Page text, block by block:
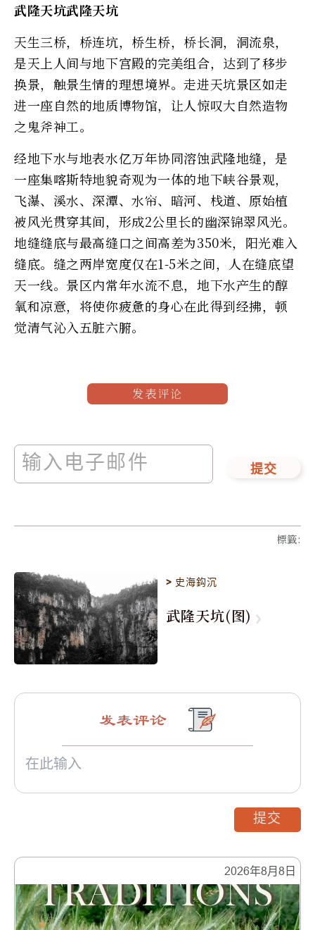
武隆天坑武隆天坑
天生三桥，桥连坑，桥生桥，桥长洞，洞流泉，
是天上人间与地下宫殿的完美组合，达到了移步
换景，触景生情的理想境界。走进天坑景区如走
进一座自然的地质博物馆，让人惊叹大自然造物
之鬼斧神工。
经地下水与地表水亿万年协同溶蚀武隆地缝，是
一座集喀斯特地貌奇观为一体的地下峡谷景观，
飞瀑、溪水、深潭、水帘、暗河、栈道、原始植
被风光贯穿其间，形成2公里长的幽深锦翠风光。
地缝缝底与最高缝口之间高差为350米，阳光难入
缝底。缝之两岸宽度仅在1-5米之间，人在缝底望
天一线。景区内常年水流不息，地下水产生的醇
氧和凉意，将使你疲惫的身心在此得到经拂，顿
觉清气沁入五脏六腑。
发表评论
提交
標籤:
> 史海鈎沉
武隆天坑(图)
2026年8月8日
发表评论
提交